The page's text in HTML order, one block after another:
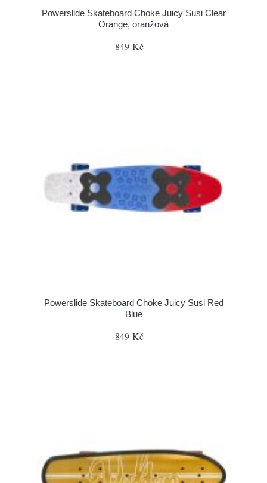
Powerslide Skateboard Choke Juicy Susi Clear
Orange, oranžová
849 Kč
Powerslide Skateboard Choke Juicy Susi Red
Blue
849 Kč